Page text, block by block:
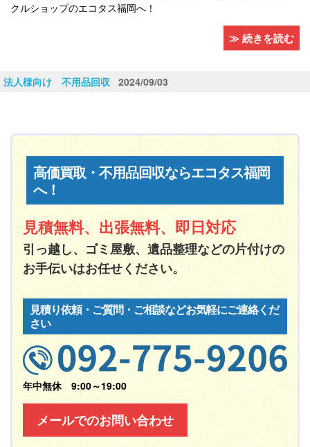
クルショップのエコタス福岡へ！
≫ 続きを読む
法人様向け 不用品回収 2024/09/03
高価買取・不用品回収ならエコタス福岡
へ！
見積無料、出張無料、即日対応
引っ越し、ゴミ屋敷、遺品整理などの片付けの
お手伝いはお任せください。
見積り依頼・ご質問・ご相談などお気軽にご連絡くだ
さい
年中無休 9:00～19:00
メールでのお問い合わせ